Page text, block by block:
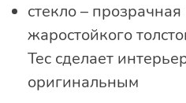
стекло –
жаростойкого
Tec сделает
оригинальным